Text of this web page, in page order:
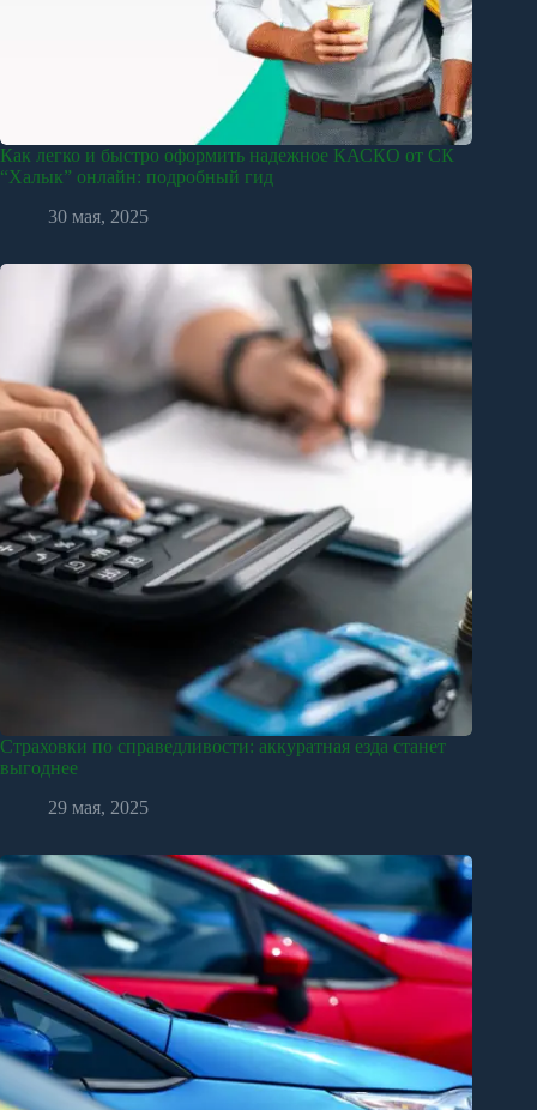
Как легко и быстро оформить надежное КАСКО от СК
“Халык” онлайн: подробный гид
30 мая, 2025
Страховки по справедливости: аккуратная езда станет
выгоднее
29 мая, 2025